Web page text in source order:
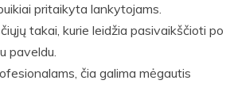
pritaikyta lankytojams.
takai, kurie leidžia pasivaikščioti po
paveldu.
čia galima mėgautis